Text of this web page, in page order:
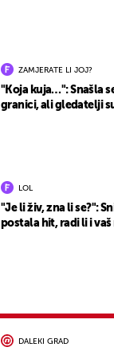
ZAMJERATE LI JOJ?
"Koja kuja…": Snašla
granici, ali gledatelji
LOL
"Je li živ, zna li se?":
postala hit, radi li i vaš
DALEKI GRAD